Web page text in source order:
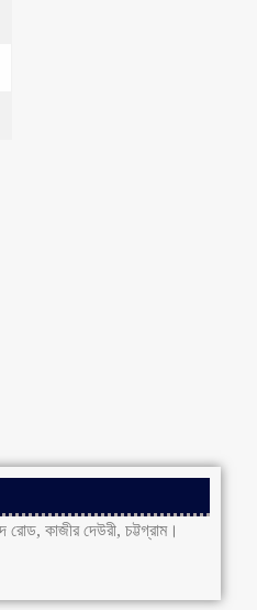
কাজীর দেউরী, চট্টগ্রাম।